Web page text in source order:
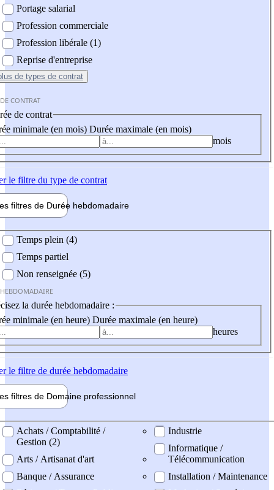
Portage salarial
Profession commerciale
Profession libérale (1)
Reprise d'entreprise
de types de contrat
CONTRAT
de contrat
minimale (en mois) Durée maximale (en mois)
mois
le filtre du type de contrat
filtres de Durée hebdomadaire
Temps plein (4)
Temps partiel
Non renseignée (5)
la durée hebdomadaire :
minimale (en heure) Durée maximale (en heure)
heures
le filtre de durée hebdomadaire
filtres de Domaine professionnel
professionel
Achats / Comptabilité /
Gestion (2)
Arts / Artisanat d'art
Banque / Assurance
Industrie
Informatique /
Télécommunication
Installation / Maintenance